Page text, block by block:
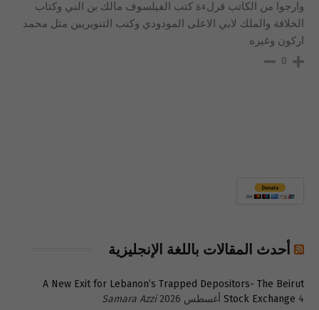
وارجوا من الكاتب قرلءة كتب الفيلسوف مالك بن الني وكتاب
الخلافة والملك لابي الاعلى المودودي وكتب التنويريين مثل محمد
اركون وغيره
0
أحدث المقالات باللغة الإنجليزية
A New Exit for Lebanon’s Trapped Depositors- The Beirut
Stock Exchange 4 أغسطس 2026
Samara Azzi